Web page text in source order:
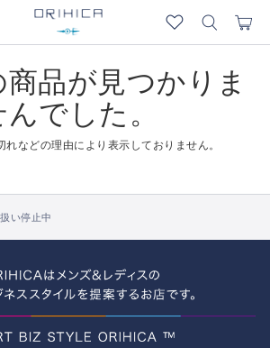
品が見つかりま
でした。
れなどの理由により表示しておりません。
い停止中